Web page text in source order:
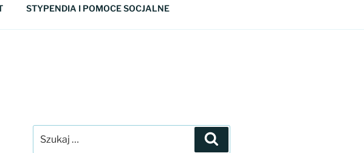
STYPENDIA I POMOCE SOCJALNE